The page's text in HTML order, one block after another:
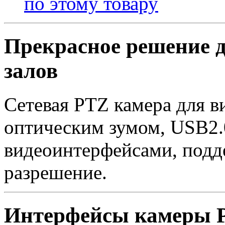
Прекрасное решение
залов
Сетевая PTZ камера для
оптическим зумом,
видеоинтерфейсами,
разрешение.
Интерфейсы камеры